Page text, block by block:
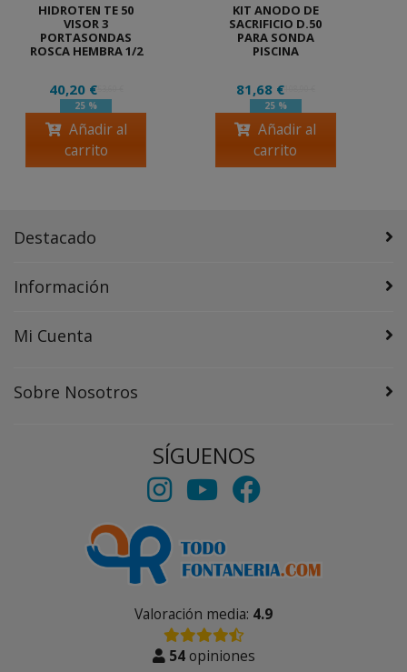
HIDROTEN TE 50
VISOR 3
PORTASONDAS
ROSCA HEMBRA 1/2
40,20 €53,60 €
25 %
Añadir al
carrito
KIT ANODO DE
SACRIFICIO D.50
PARA SONDA
PISCINA
81,68 €108,90 €
25 %
Añadir al
carrito
Destacado
Información
Mi Cuenta
Sobre Nosotros
SÍGUENOS
Valoración media: 4.9
54opiniones